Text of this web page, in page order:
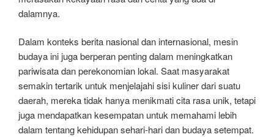
dalamnya.
Dalam konteks berita nasional dan internasional, mesin
budaya ini juga berperan penting dalam meningkatkan
pariwisata dan perekonomian lokal. Saat masyarakat
semakin tertarik untuk menjelajahi sisi kuliner dari suatu
daerah, mereka tidak hanya menikmati cita rasa unik, tetapi
juga mendapatkan kesempatan untuk memahami lebih
dalam tentang kehidupan sehari-hari dan budaya setempat.